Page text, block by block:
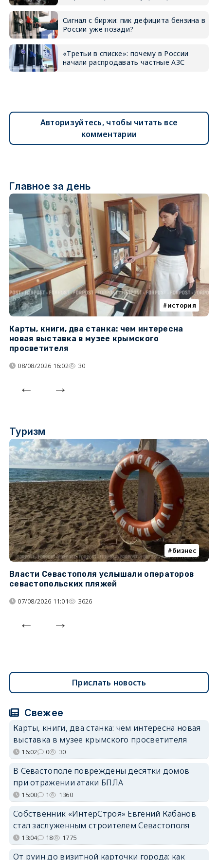
Сигнал с биржи: пик дефицита бензина в
России уже позади?
«Третьи в списке»: почему в России
начали распродавать частные АЗС
Авторизуйтесь, чтобы читать все
комментарии
Главное за день
история
Карты, книги, два станка: чем интересна
новая выставка в музее крымского
просветителя
08/08/2026 16:02 30
Туризм
бизнес
Власти Севастополя услышали операторов
севастопольских пляжей
07/08/2026 11:01 3626
Прислать новость
Свежее
Карты, книги, два станка: чем интересна новая
выставка в музее крымского просветителя
16:02 0 30
В Севастополе повреждены десятки домов
при отражении атаки БПЛА
15:00 1 1360
Собственник «ИнтерСтроя» Евгений Кабанов
стал заслуженным строителем Севастополя
13:04 18 1775
От руин до визитной карточки города: как